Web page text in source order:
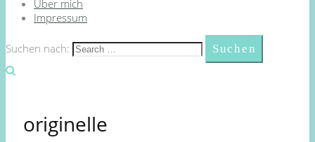
Über mich
Impressum
Suchen nach:
originelle